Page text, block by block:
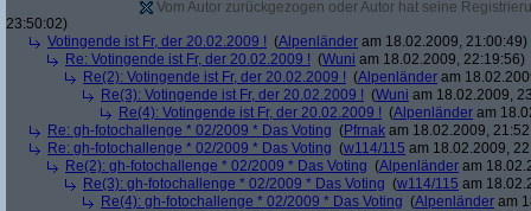
Vom Autor zurückgezogen oder Autor hat seine
23:50:02)
Votingende ist Fr, der 20.02.2009 ! (Alpenländer am 18.02.2009, 21:00:49)
Re: Votingende ist Fr, der 20.02.2009 ! (Wuni am 18.02.2009, 22:19:56)
Re(2): Votingende ist Fr, der 20.02.2009 ! (Alpenländer am
Re(3): Votingende ist Fr, der 20.02.2009 ! (Wuni am 18.02.2009,
Re(4): Votingende ist Fr, der 20.02.2009 ! (Alpenländer am
Re: gh-fotochallenge * 02/2009 * Das Voting (Pfrnak am 18.02.2009,
Re: gh-fotochallenge * 02/2009 * Das Voting (w114/115 am 18.02.2009,
Re(2): gh-fotochallenge * 02/2009 * Das Voting (Alpenländer am
Re(3): gh-fotochallenge * 02/2009 * Das Voting (w114/115 am
Re(4): gh-fotochallenge * 02/2009 * Das Voting (Alpenländer am